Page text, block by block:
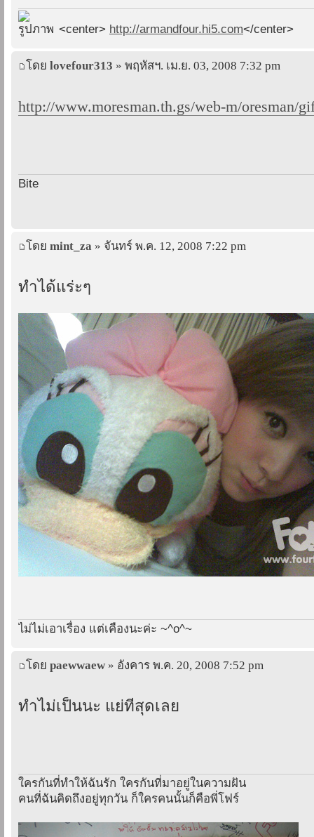
<center> http://armandfour.hi5.com</center>
โดย lovefour313 » พฤหัสฯ. เม.ย. 03, 2008 7:32 pm
http://www.moresman.th.gs/web-m/oresman/
Bite
โดย mint_za » จันทร์ พ.ค. 12, 2008 7:22 pm
ทำได้แร่ะๆ
ไม่ไม่เอาเรื่อง แต่เคืองนะค่ะ ~^o^~
โดย paewwaew » อังคาร พ.ค. 20, 2008 7:52 pm
ทำไม่เป็นนะ แย่ที่สุดเลย
ใครกันที่ทำให้ฉันรัก ใครกันที่มาอยู่ในความฝัน
คนที่ฉันคิดถึงอยู่ทุกวัน ก็ใครคนนั้นก็คือพี่โฟร์